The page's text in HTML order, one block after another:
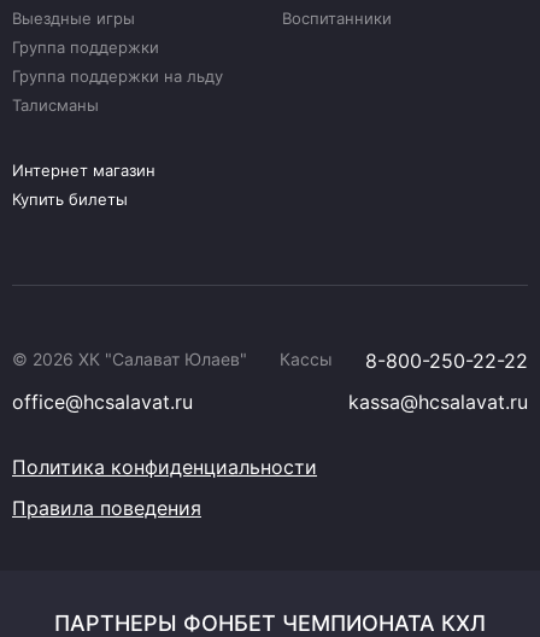
Выездные игры
Группа поддержки
Группа поддержки на льду
Талисманы
Воспитанники
Интернет магазин
Купить билеты
© 2026 ХК "Салават Юлаев" Кассы
8-800-250-22-22
office@hcsalavat.ru
kassa@hcsalavat.ru
Политика конфиденциальности
Правила поведения
ПАРТНЕРЫ ФОНБЕТ ЧЕМПИОНАТА КХЛ